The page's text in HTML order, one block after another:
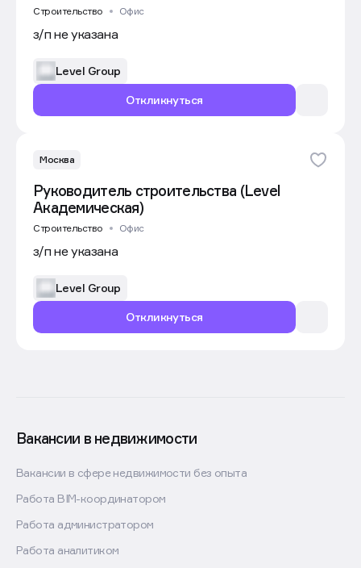
Строительство Офис
з/п не указана
Откликнуться
Level Group
Москва
Руководитель строительства (Level
Академическая)
Строительство Офис
з/п не указана
Откликнуться
Level Group
Вакансии в недвижимости
Вакансии в сфере недвижимости без опыта
Работа BIM-координатором
Работа администратором
Работа аналитиком